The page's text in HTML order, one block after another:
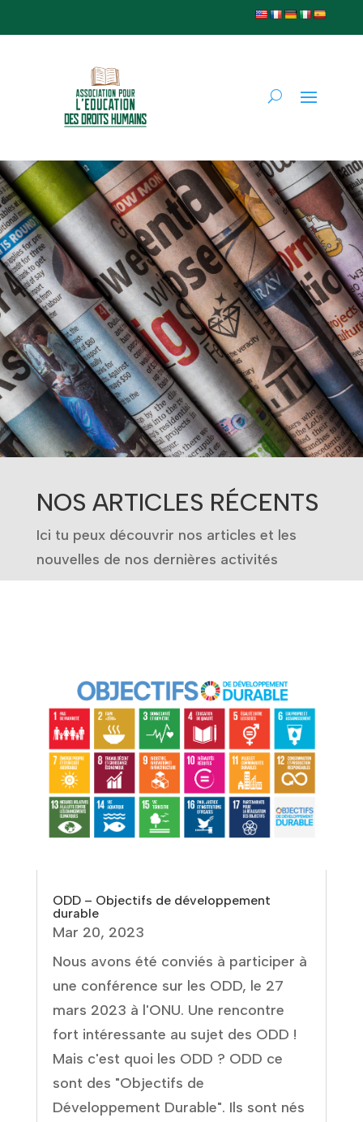
NOS ARTICLES RÉCENTS
Ici tu peux découvrir nos articles et les
nouvelles de nos dernières activités
ODD – Objectifs de développement
durable
Mar 20, 2023
Nous avons été conviés à participer à
une conférence sur les ODD, le 27
mars 2023 à l'ONU. Une rencontre
fort intéressante au sujet des ODD !
Mais c'est quoi les ODD ? ODD ce
sont des "Objectifs de
Développement Durable". Ils sont nés